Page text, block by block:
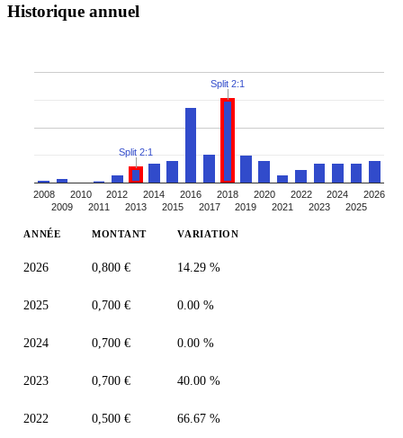
Historique annuel
2008
2009
2010
2011
2012
2013
2014
2015
2016
2017
2018
2019
2020
2021
2022
2023
2024
2025
2026
Split 2:1
Split 2:1
ANNÉE MONTANT VARIATION
2026 0,800 € 14.29 %
2025 0,700 € 0.00 %
2024 0,700 € 0.00 %
2023 0,700 € 40.00 %
2022 0,500 € 66.67 %